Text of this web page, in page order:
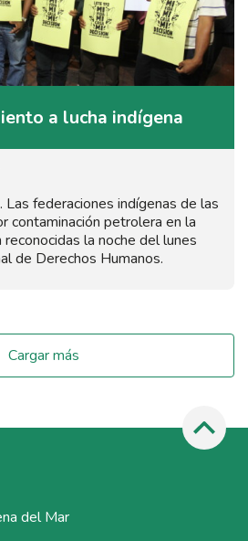
a lucha indígena
Las federaciones indígenas de las
contaminación petrolera en la
la noche del lunes
de Derechos Humanos.
Cargar más
del Mar